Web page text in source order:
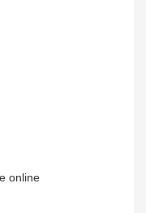
online